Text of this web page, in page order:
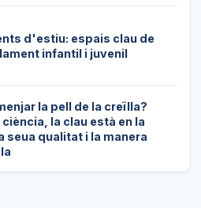
d'estiu: espais clau de
infantil i juvenil
la pell de la creïlla?
la clau està en la
seua qualitat i la manera